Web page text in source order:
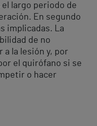
largo periodo de
En segundo
implicadas. La
de no
la lesión y, por
el quirófano si se
o hacer